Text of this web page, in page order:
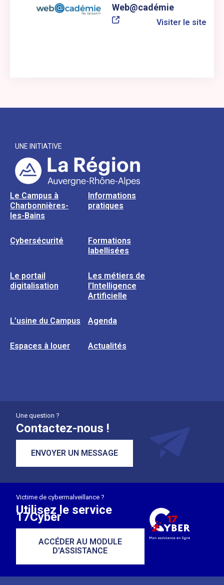
Web@cadémie
Visiter le site
UNE INITIATIVE
Le Campus à
Charbonnières-
les-Bains
Informations
pratiques
Cybersécurité
Formations
labellisées
Le portail
digitalisation
Les métiers de
l’Intelligence
Artificielle
L’usine du Campus Agenda
Espaces à louer Actualités
Une question ?
Contactez-nous !
ENVOYER UN MESSAGE
Victime de cybermalveillance ?
Utilisez le service
17Cyber
ACCÉDER AU MODULE
D'ASSISTANCE